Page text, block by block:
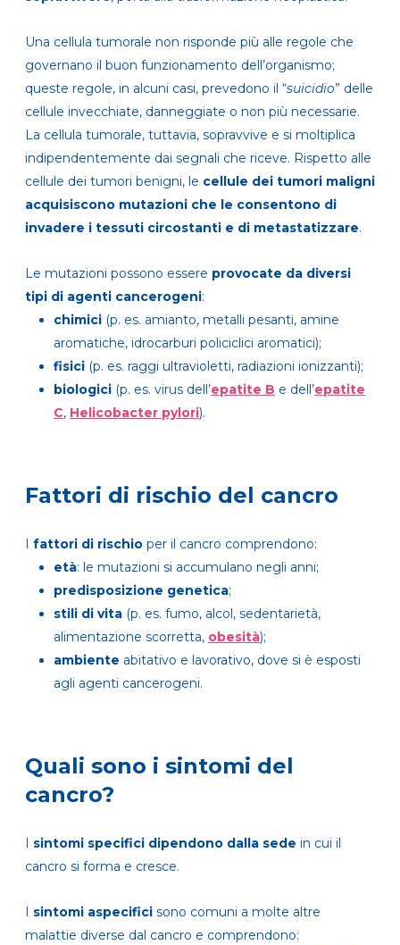
Una cellula tumorale non risponde più alle regole che
governano il buon funzionamento dell’organismo;
queste regole, in alcuni casi, prevedono il “suicidio” delle
cellule invecchiate, danneggiate o non più necessarie.
La cellula tumorale, tuttavia, sopravvive e si moltiplica
indipendentemente dai segnali che riceve. Rispetto alle
cellule dei tumori benigni, le cellule dei tumori maligni
acquisiscono mutazioni che le consentono di
invadere i tessuti circostanti e di metastatizzare.
Le mutazioni possono essere provocate da diversi
tipi di agenti cancerogeni:
chimici (p. es. amianto, metalli pesanti, amine
aromatiche, idrocarburi policiclici aromatici);
fisici (p. es. raggi ultravioletti, radiazioni ionizzanti);
biologici (p. es. virus dell’epatite B e dell’epatite
C, Helicobacter pylori).
Fattori di rischio del cancro
fattori di rischio per il cancro comprendono:
età: le mutazioni si accumulano negli anni;
predisposizione genetica;
stili di vita (p. es. fumo, alcol, sedentarietà,
alimentazione scorretta, obesità);
ambiente abitativo e lavorativo, dove si è esposti
agli agenti cancerogeni.
Quali sono i sintomi del
cancro?
sintomi specifici dipendono dalla sede in cui il
cancro si forma e cresce.
sintomi aspecifici sono comuni a molte altre
malattie diverse dal cancro e comprendono: